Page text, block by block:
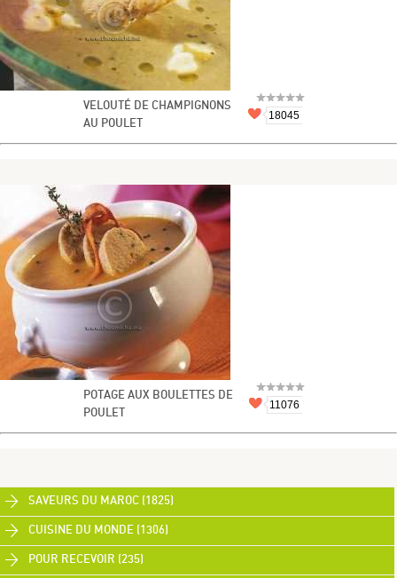
VELOUTÉ DE CHAMPIGNONS
AU POULET
18045
POTAGE AUX BOULETTES DE
POULET
11076
SAVEURS DU MAROC (1825)
CUISINE DU MONDE (1306)
POUR RECEVOIR (235)